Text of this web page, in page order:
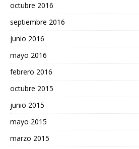
octubre 2016
septiembre 2016
junio 2016
mayo 2016
febrero 2016
octubre 2015
junio 2015
mayo 2015
marzo 2015